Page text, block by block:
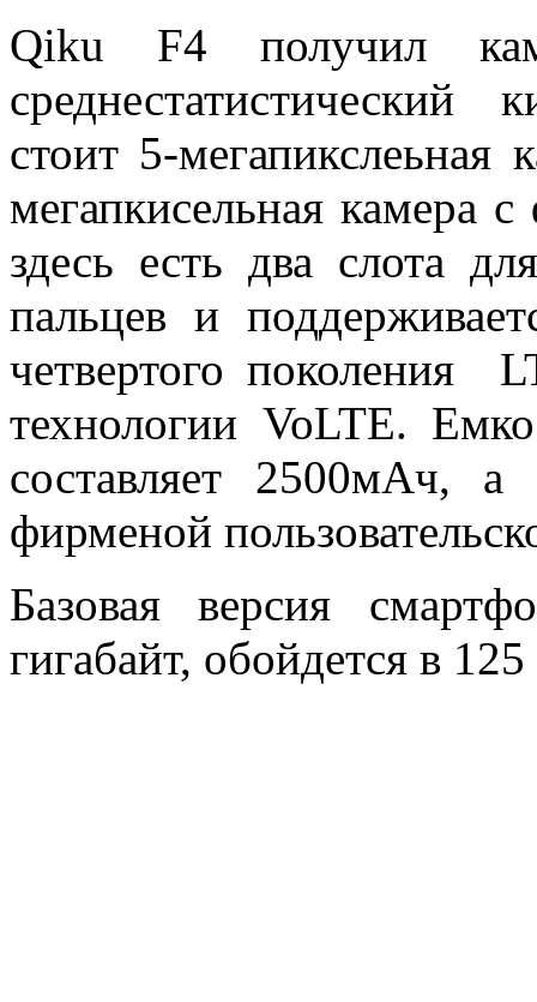
Qiku F4 получил
среднестатистический
стоит 5-
мегапкисельная камера
здесь есть два слота
пальцев и
четвертого поколения
технологии VoLTE.
составляет 2500мАч,
фирменой
Базовая версия
гигабайт, обойдется в